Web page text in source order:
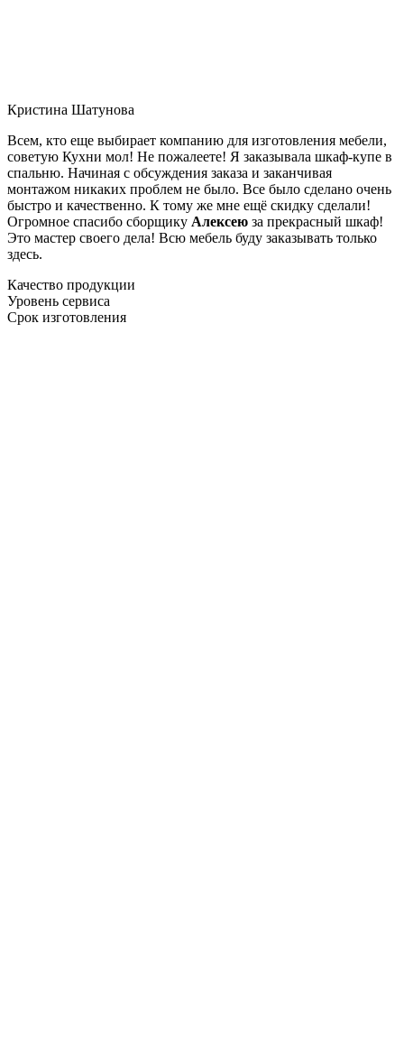
Кристина Шатунова
Всем, кто еще выбирает компанию для изготовления мебели,
советую Кухни мол! Не пожалеете! Я заказывала шкаф-купе в
спальню. Начиная с обсуждения заказа и заканчивая
монтажом никаких проблем не было. Все было сделано очень
быстро и качественно. К тому же мне ещё скидку сделали!
Огромное спасибо сборщику Алексею за прекрасный шкаф!
Это мастер своего дела! Всю мебель буду заказывать только
здесь.
Качество продукции
Уровень сервиса
Срок изготовления